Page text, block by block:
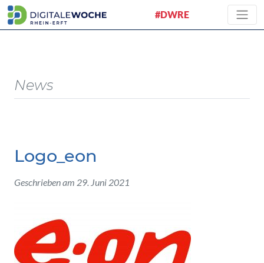
#DWRE
News
Logo_eon
Geschrieben am 29. Juni 2021